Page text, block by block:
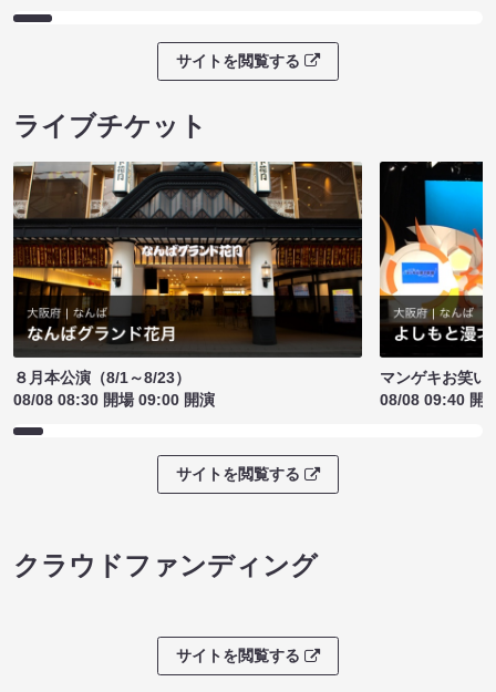
サイトを閲覧する
ライブチケット
８月本公演（8/1～8/23）
08/08 08:30 開場 09:00 開演
マンゲキお笑い
08/08 09:40 開
サイトを閲覧する
クラウドファンディング
サイトを閲覧する